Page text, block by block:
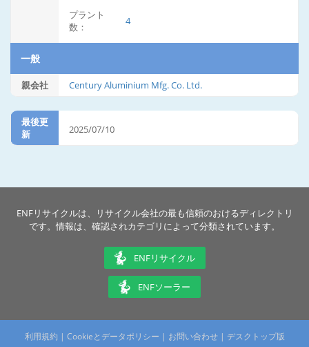
プラント
数：
4
一般
親会社 Century Aluminium Mfg. Co. Ltd.
最後更
新
2025/07/10
ENFリサイクルは、リサイクル会社の最も信頼のおけるディレクトリ
です。情報は、確認されカテゴリによって分類されています。
ENFリサイクル
ENFソーラー
利用規約 | Cookieとデータポリシー | お問い合わせ | デスクトップ版